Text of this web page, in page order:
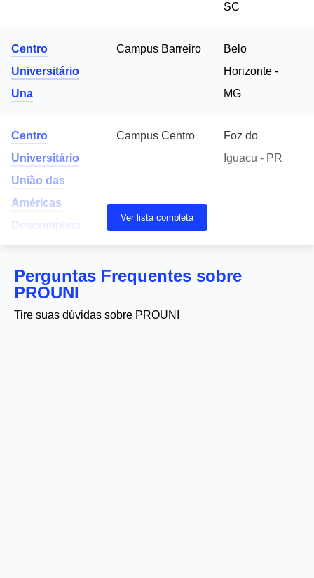
Ver lista completa
SC
Centro
Universitário
Una
Campus Barreiro
Belo
Horizonte -
MG
Centro
Universitário
União das
Américas
Descomplica
Campus Centro
Foz do
Iguacu - PR
Perguntas Frequentes sobre
PROUNI
Tire suas dúvidas sobre PROUNI